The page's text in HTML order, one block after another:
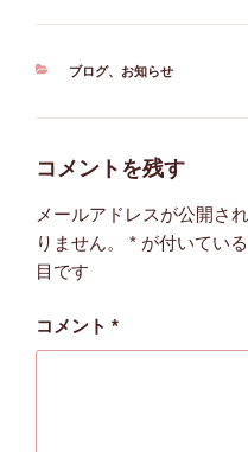
カ
ブログ、 お知らせ
コメントを残す
メールアドレスが公開さ
りません。
* が付いてい
目です
コメント *